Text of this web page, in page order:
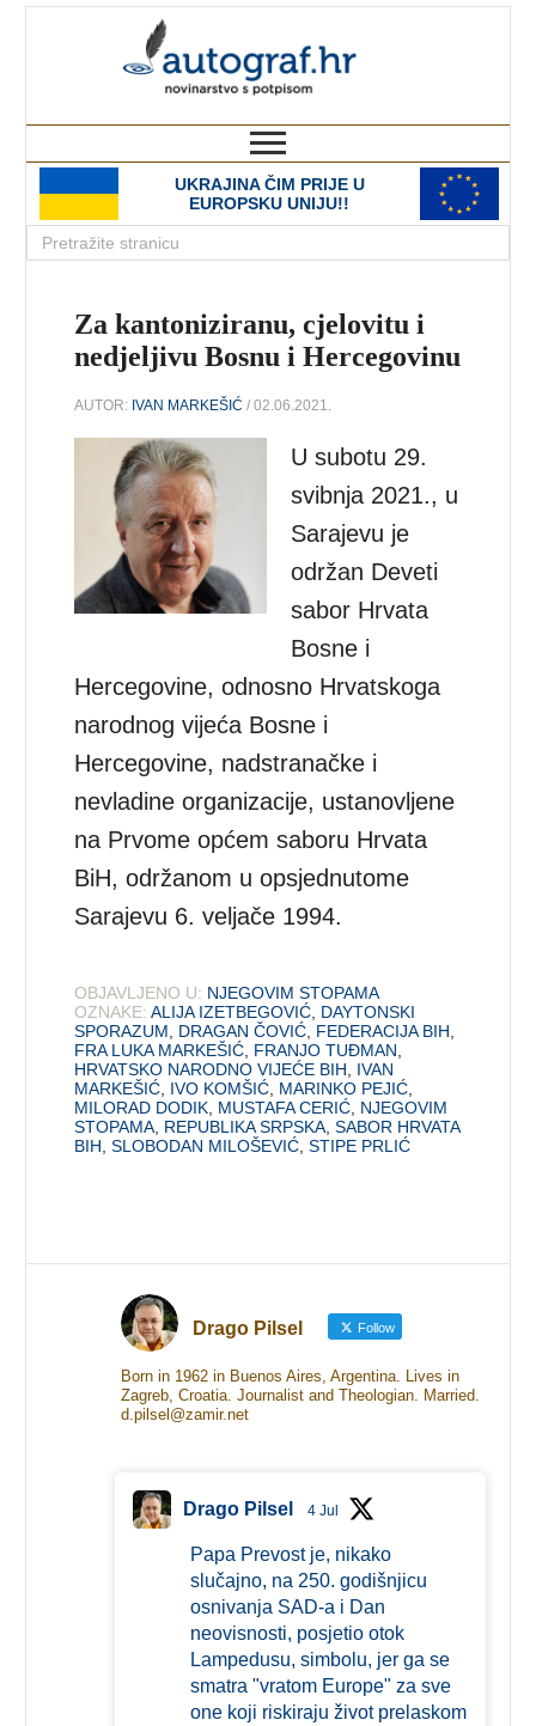
UKRAJINA ČIM PRIJE U
EUROPSKU UNIJU!!
Za kantoniziranu, cjelovitu i
nedjeljivu Bosnu i Hercegovinu
AUTOR: IVAN MARKEŠIĆ / 02.06.2021.
U subotu 29.
svibnja 2021., u
Sarajevu je
održan Deveti
sabor Hrvata
Bosne i
Hercegovine, odnosno Hrvatskoga
narodnog vijeća Bosne i
Hercegovine, nadstranačke i
nevladine organizacije, ustanovljene
na Prvome općem saboru Hrvata
BiH, održanom u opsjednutome
Sarajevu 6. veljače 1994.
OBJAVLJENO U: NJEGOVIM STOPAMA
OZNAKE: ALIJA IZETBEGOVIĆ DAYTONSKI
SPORAZUM
DRAGAN ČOVIĆ FEDERACIJA BIH
FRA LUKA MARKEŠIĆ FRANJO TUĐMAN
HRVATSKO NARODNO VIJEĆE BIH
IVAN
MARKEŠIĆ IVO KOMŠIĆ MARINKO PEJIĆ
MILORAD DODIK MUSTAFA CERIĆ NJEGOVIM
STOPAMA REPUBLIKA SRPSKA ,SABOR HRVATA
BIH ,SLOBODAN MILOŠEVIĆ ,STIPE PRLIĆ
Drago Pilsel Follow
Born in 1962 in Buenos Aires, Argentina. Lives in
Zagreb, Croatia. Journalist and Theologian. Married.
d.pilsel@zamir.net
Drago Pilsel 4 Jul
Papa Prevost je, nikako
slučajno, na 250. godišnjicu
osnivanja SAD-a i Dan
neovisnosti, posjetio otok
Lampedusu, simbolu, jer ga se
smatra "vratom Europe" za sve
one koji riskiraju život prelaskom